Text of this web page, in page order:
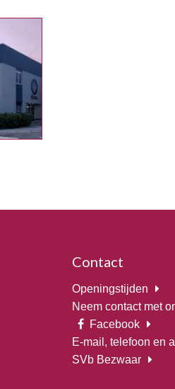
Contact
Openingstijden
Neem contact met
Facebook
E-mail, telefoon en
SVb Bezwaar